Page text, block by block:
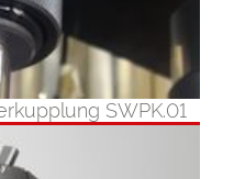
SWPK.01